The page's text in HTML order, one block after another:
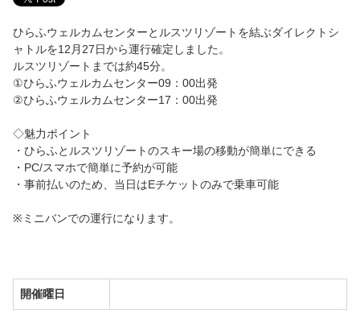
ひらふウェルカムセンターとルスツリゾートを結ぶダイレクトシ
ャトルを12月27日から運行確定しました。
ルスツリゾートまでは約45分。
①ひらふウェルカムセンター09：00出発
②ひらふウェルカムセンター17：00出発
◇魅力ポイント
・ひらふとルスツリゾートのスキー場の移動が簡単にできる
・PC/スマホで簡単に予約が可能
・事前払いのため、当日はEチケットのみで乗車可能
※ミニバンでの運行になります。
開催曜日